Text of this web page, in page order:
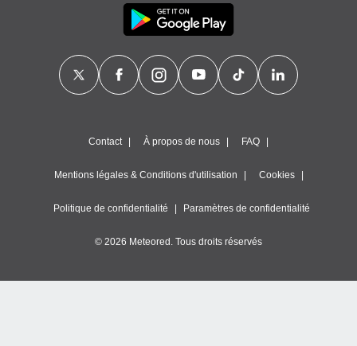
Contact À propos de nous FAQ
Mentions légales & Conditions d'utilisation Cookies
Politique de confidentialité Paramètres de confidentialité
© 2026 Meteored. Tous droits réservés